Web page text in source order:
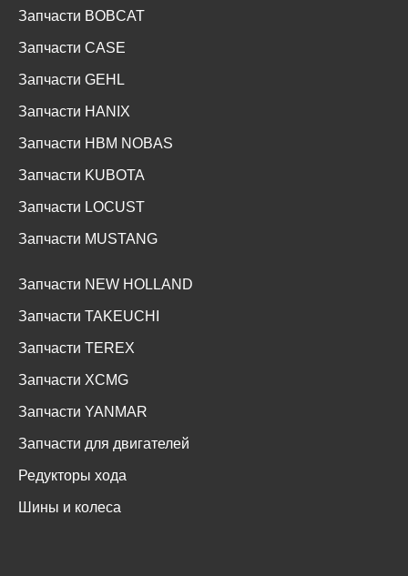
Запчасти BOBCAT
Запчасти CASE
Запчасти GEHL
Запчасти HANIX
Запчасти HBM NOBAS
Запчасти KUBOTA
Запчасти LOCUST
Запчасти MUSTANG
Запчасти NEW HOLLAND
Запчасти TAKEUCHI
Запчасти TEREX
Запчасти XCMG
Запчасти YANMAR
Запчасти для двигателей
Редукторы хода
Шины и колеса